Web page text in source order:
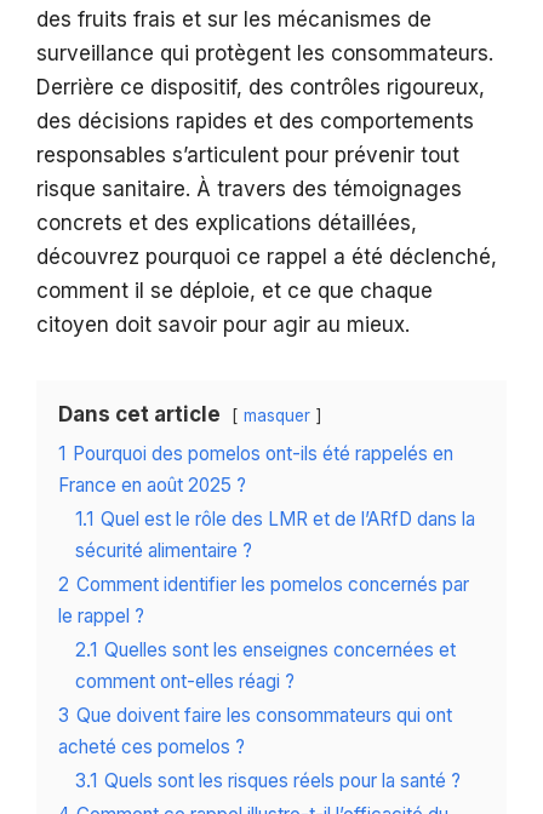
des fruits frais et sur les mécanismes de
surveillance qui protègent les consommateurs.
Derrière ce dispositif, des contrôles rigoureux,
des décisions rapides et des comportements
responsables s’articulent pour prévenir tout
risque sanitaire. À travers des témoignages
concrets et des explications détaillées,
découvrez pourquoi ce rappel a été déclenché,
comment il se déploie, et ce que chaque
citoyen doit savoir pour agir au mieux.
Dans cet article masquer
1 Pourquoi des pomelos ont-ils été rappelés en
France en août 2025 ?
1.1 Quel est le rôle des LMR et de l’ARfD dans la
sécurité alimentaire ?
2 Comment identifier les pomelos concernés par
le rappel ?
2.1 Quelles sont les enseignes concernées et
comment ont-elles réagi ?
3 Que doivent faire les consommateurs qui ont
acheté ces pomelos ?
3.1 Quels sont les risques réels pour la santé ?